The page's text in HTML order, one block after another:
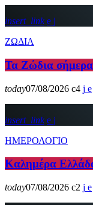
insert_link
ΖΩΔΙΑ
Τα Ζώδια
today07/08/2026 4
insert_link
ΗΜΕΡΟΛΟΓΙΟ
Καλημέρα
today07/08/2026 2